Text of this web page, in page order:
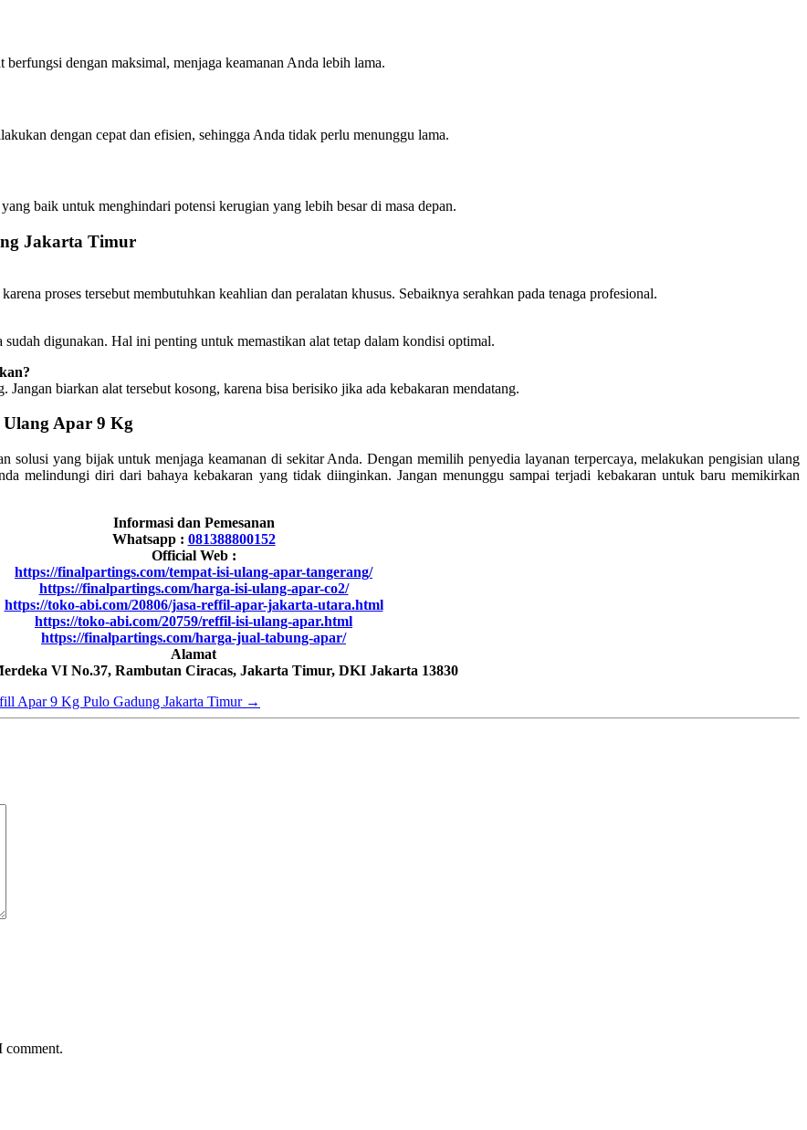
dengan maksimal, menjaga keamanan Anda lebih lama.
dengan cepat dan efisien, sehingga Anda tidak perlu menunggu lama.
baik untuk menghindari potensi kerugian yang lebih besar di masa depan.
Jakarta Timur
proses tersebut membutuhkan keahlian dan peralatan khusus. Sebaiknya serahkan pada tenaga profesional.
digunakan. Hal ini penting untuk memastikan alat tetap dalam kondisi optimal.
biarkan alat tersebut kosong, karena bisa berisiko jika ada kebakaran mendatang.
Ulang Apar 9 Kg
solusi yang bijak untuk menjaga keamanan di sekitar Anda. Dengan memilih penyedia layanan terpercaya, melakukan pengisian ulang
melindungi diri dari bahaya kebakaran yang tidak diinginkan. Jangan menunggu sampai terjadi kebakaran untuk baru memikirkan
Informasi dan Pemesanan
Whatsapp : 081388800152
Official Web :
https://finalpartings.com/tempat-isi-ulang-apar-tangerang/
https://finalpartings.com/harga-isi-ulang-apar-co2/
https://toko-abi.com/20806/jasa-reffil-apar-jakarta-utara.html
https://toko-abi.com/20759/reffil-isi-ulang-apar.html
https://finalpartings.com/harga-jual-tabung-apar/
Alamat
VI No.37, Rambutan Ciracas, Jakarta Timur, DKI Jakarta 13830
Apar 9 Kg Pulo Gadung Jakarta Timur →
comment.